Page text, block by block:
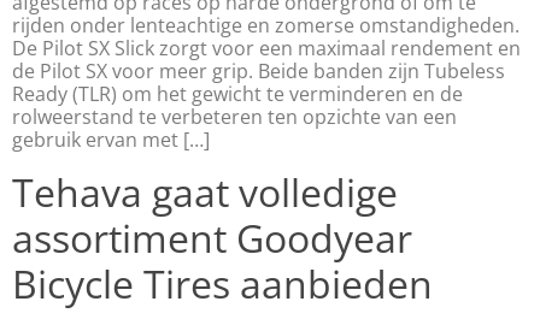
rijden onder lenteachtige en zomerse omstandigheden.
De Pilot SX Slick zorgt voor een maximaal rendement en
de Pilot SX voor meer grip. Beide banden zijn Tubeless
Ready (TLR) om het gewicht te verminderen en de
rolweerstand te verbeteren ten opzichte van een
gebruik ervan met […]
Tehava gaat volledige
assortiment Goodyear
Bicycle Tires aanbieden